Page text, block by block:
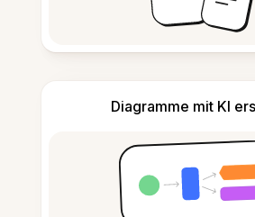
Diagramme mit KI